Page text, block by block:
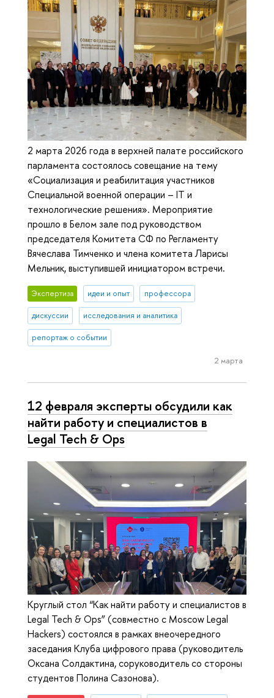
2 марта 2026 года в верхней палате российского
парламента состоялось совещание на тему
«Социализация и реабилитация участников
Специальной военной операции – IT и
технологические решения». Мероприятие
прошло в Белом зале под руководством
председателя Комитета СФ по Регламенту
Вячеслава Тимченко и члена комитета Ларисы
Мельник, выступившей инициатором встречи.
Экспертиза идеи и опыт профессора
дискуссии исследования и аналитика
репортаж о событии
2 марта
12 февраля эксперты обсудили как
найти работу и специалистов в
Legal Tech & Ops
Круглый стол “Как найти работу и специалистов в
Legal Tech & Ops” (совместно с Moscow Legal
Hackers) состоялся в рамках внеочередного
заседания Клуба цифрового права (руководитель
Оксана Солдактина, соруководитель со стороны
студентов Полина Сазонова).